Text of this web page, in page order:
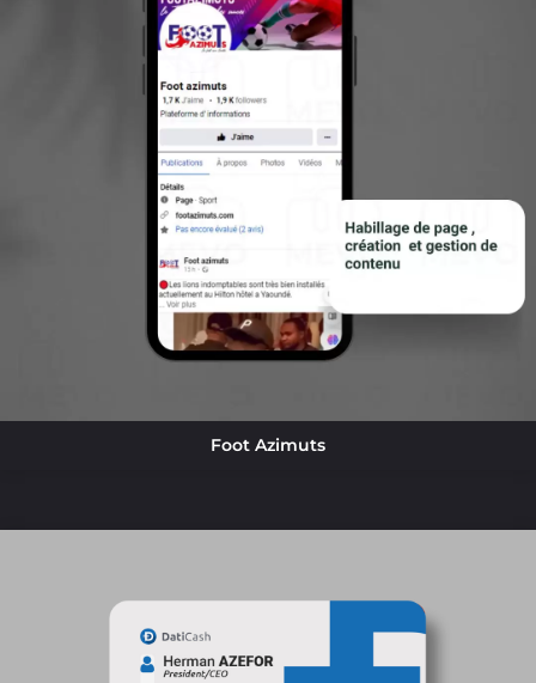
Foot Azimuts